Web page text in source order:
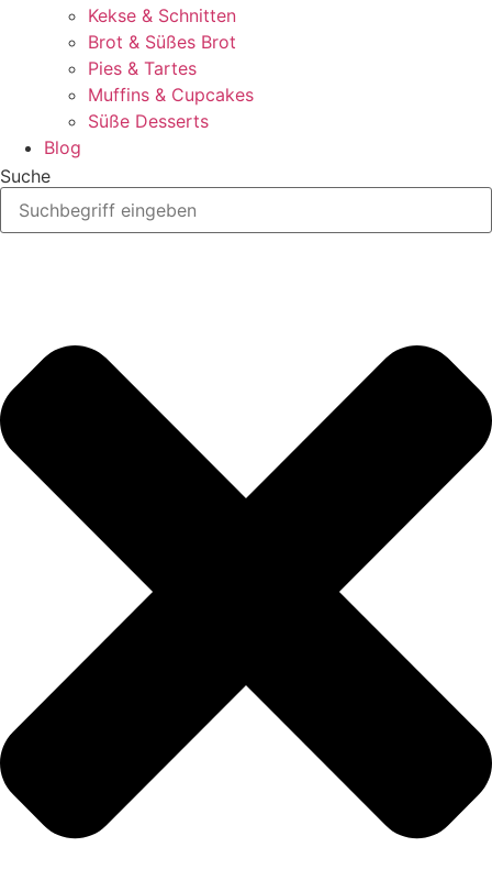
Kekse & Schnitten
Brot & Süßes Brot
Pies & Tartes
Muffins & Cupcakes
Süße Desserts
Blog
Suche